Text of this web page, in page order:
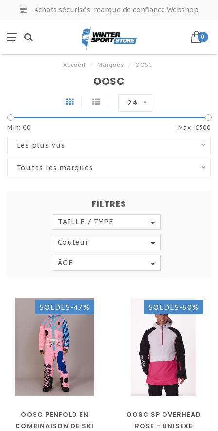
Achats sécurisés, marque de confiance Webshop
0
Accueil / Marques / OOSC
OOSC
24
Min: €0 Max: €300
Les plus vus
Toutes les marques
FILTRES
TAILLE / TYPE
Couleur
ÂGE
SOLDES-47%
OOSC PENFOLD EN
COMBINAISON DE SKI
SOLDES-60%
OOSC SP OVERHEAD
ROSE - UNISEXE